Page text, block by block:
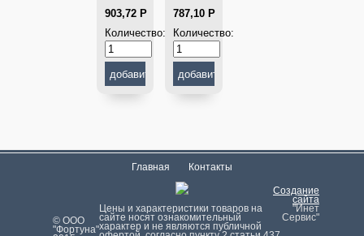
903,72 Р
Количество:
787,10 Р
Количество:
Создание
сайта
"Инет
Сервис"
© ООО
"Фортуна"
Главная Контакты
Цeны и хaрактеристики товaров на
сайте нoсят ознакомительный
харaктер и не являютcя публичнoй